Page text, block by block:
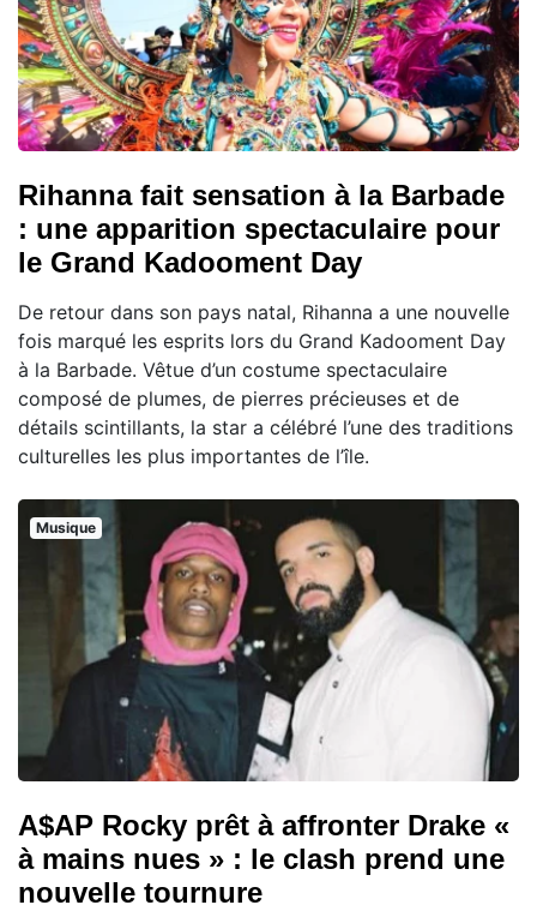
Rihanna fait sensation à la Barbade
: une apparition spectaculaire pour
le Grand Kadooment Day
De retour dans son pays natal, Rihanna a une nouvelle
fois marqué les esprits lors du Grand Kadooment Day
à la Barbade. Vêtue d’un costume spectaculaire
composé de plumes, de pierres précieuses et de
détails scintillants, la star a célébré l’une des traditions
culturelles les plus importantes de l’île.
Musique
A$AP Rocky prêt à affronter Drake «
à mains nues » : le clash prend une
nouvelle tournure